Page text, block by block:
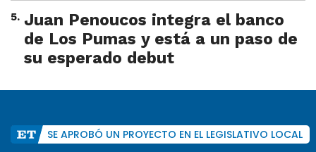
5. Juan Penoucos integra el banco
de Los Pumas y está a un paso de
su esperado debut
SE APROBÓ UN PROYECTO EN EL LEGISLATIVO LOCAL